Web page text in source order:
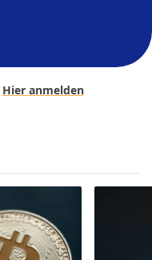
Hier anmelden